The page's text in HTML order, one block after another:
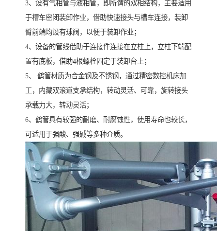
3、设有气相管与液相管，即所谓的双相结构，主要适用
于槽车密闭装卸作业，借助快速接头与槽车连接，装卸
臂前端均设有球阀，以便于装卸作业；
4、设备的管线借助于连接件连接在立柱上，立柱下端配
置有底板，借助4根螺栓固定于装卸台上；
5、 鹤管材质为合金钢及不锈钢，通过精密数控机床加
工，内藏双滚道支承结构，转动灵活、可靠，旋转接头
承载力大，转动灵活；
6、鹤管具有较强的耐磨、耐腐蚀性，使用寿命也较长，
可适用于强酸、强碱等多种介质。